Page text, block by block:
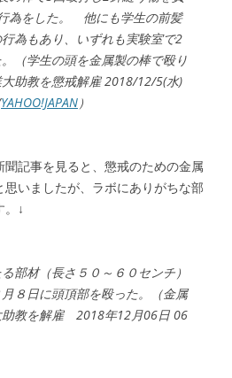
為をした。 他にも学生の前髪
為もあり、いずれも実験室で2
（学生の頭を金属製の棒で殴り
助教を懲戒解雇 2018/12/5(水)
YAHOO!JAPAN）
記事を見ると、懲戒のための金属
いましたが、ラボにありがちな部
。↓
部材（長さ５０～６０センチ）
８日に頭頂部を殴った。（金属
教を解雇 2018年12月06日 06